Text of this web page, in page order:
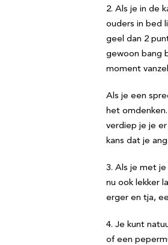
2. Als je in de
ouders in bed
geel dan 2
gewoon bang
moment
Als je een
het
verdiep je je
kans dat je
3. Als je met
nu ook lekker
erger en tja,
4. Je kunt
of een